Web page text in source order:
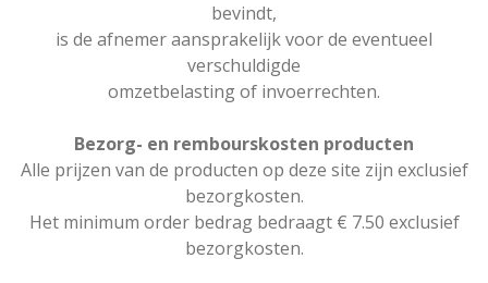
bevindt,
is de afnemer aansprakelijk voor de eventueel
verschuldigde
omzetbelasting of invoerrechten.
Bezorg- en rembourskosten producten
Alle prijzen van de producten op deze site zijn exclusief
bezorgkosten.
Het minimum order bedrag bedraagt € 7.50 exclusief
bezorgkosten.